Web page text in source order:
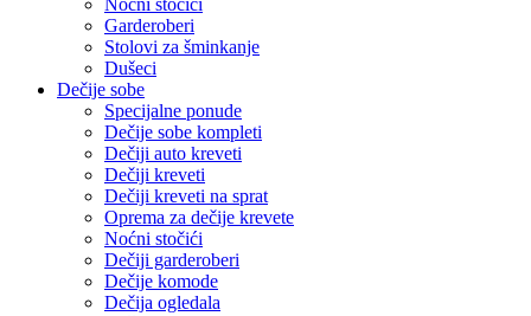
Noćni stočići
Garderoberi
Stolovi za šminkanje
Dušeci
Dečije sobe
Specijalne ponude
Dečije sobe kompleti
Dečiji auto kreveti
Dečiji kreveti
Dečiji kreveti na sprat
Oprema za dečije krevete
Noćni stočići
Dečiji garderoberi
Dečije komode
Dečija ogledala